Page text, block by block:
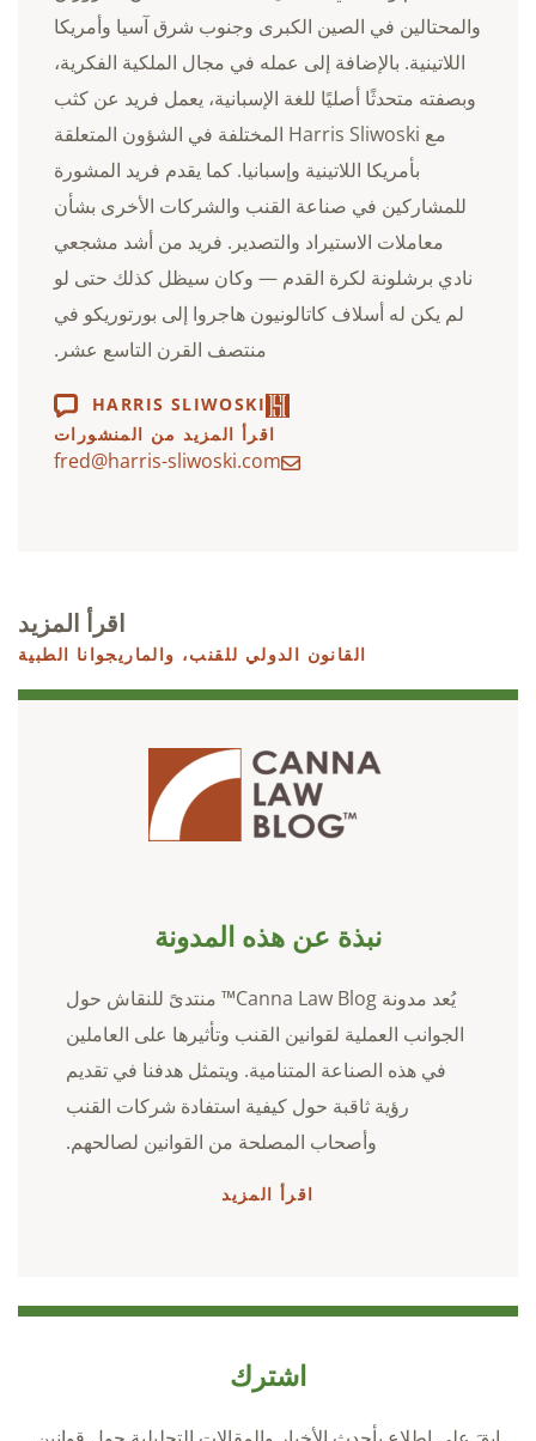
والمحتالين في الصين الكبرى وجنوب شرق آسيا وأمريكا
اللاتينية. بالإضافة إلى عمله في مجال الملكية الفكرية،
وبصفته متحدثًا أصليًا للغة الإسبانية، يعمل فريد عن كثب
مع Harris Sliwoski المختلفة في الشؤون المتعلقة
بأمريكا اللاتينية وإسبانيا. كما يقدم فريد المشورة
للمشاركين في صناعة القنب والشركات الأخرى بشأن
معاملات الاستيراد والتصدير. فريد من أشد مشجعي
نادي برشلونة لكرة القدم — وكان سيظل كذلك حتى لو
لم يكن له أسلاف كاتالونيون هاجروا إلى بورتوريكو في
منتصف القرن التاسع عشر.
HARRIS SLIWOSKI
اقرأ المزيد من المنشورات
fred@harris-sliwoski.com
اقرأ المزيد
القانون الدولي للقنب، والماريجوانا الطبية
نبذة عن هذه المدونة
يُعد مدونة Canna Law Blog™ منتدىً للنقاش حول
الجوانب العملية لقوانين القنب وتأثيرها على العاملين
في هذه الصناعة المتنامية. ويتمثل هدفنا في تقديم
رؤية ثاقبة حول كيفية استفادة شركات القنب
وأصحاب المصلحة من القوانين لصالحهم.
اقرأ المزيد
اشترك